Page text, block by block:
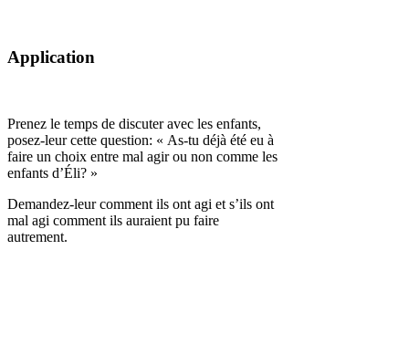
Application
Prenez le temps de discuter avec les enfants,
posez-leur cette question: « As-tu déjà été eu à
faire un choix entre mal agir ou non comme les
enfants d’Éli? »
Demandez-leur comment ils ont agi et s’ils ont
mal agi comment ils auraient pu faire
autrement.